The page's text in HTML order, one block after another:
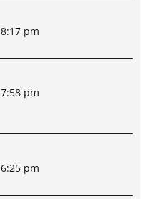
8:17 pm
7:58 pm
6:25 pm